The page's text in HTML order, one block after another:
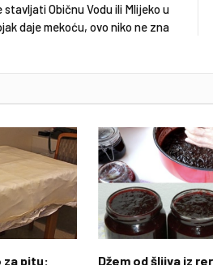
Običnu Vodu ili Mlijeko u
daje mekoću, ovo niko ne zna
za pitu:
Džem od šljiva iz